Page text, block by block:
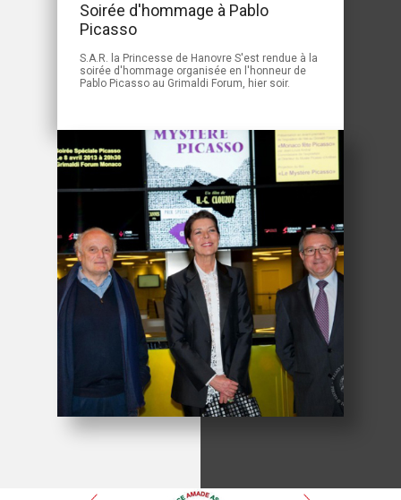
Soirée d'hommage à Pablo
Picasso
S.A.R. la Princesse de Hanovre S'est rendue à la
soirée d'hommage organisée en l'honneur de
Pablo Picasso au Grimaldi Forum, hier soir.